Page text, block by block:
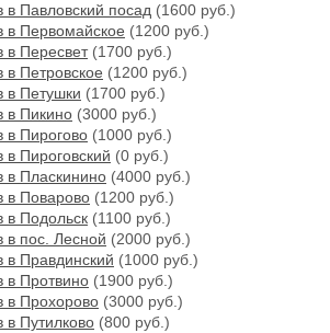
в Павловский посад (1600 руб.)
в Первомайское (1200 руб.)
в Пересвет(1700 руб.)
в Петровское (1200 руб.)
в Петушки (1700 руб.)
в Пикино (3000 руб.)
в Пирогово (1000 руб.)
в Пироговский (0 руб.)
в Пласкинино (4000 руб.)
в Поварово (1200 руб.)
в Подольск (1100 руб.)
в пос. Лесной (2000 руб.)
в Правдинский (1000 руб.)
в Протвино (1900 руб.)
в Прохорово (3000 руб.)
в Путилково (800 руб.)